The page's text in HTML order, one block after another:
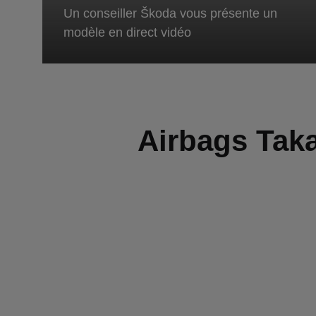
Un conseiller Škoda vous présente un
modèle en direct vidéo
Airbags